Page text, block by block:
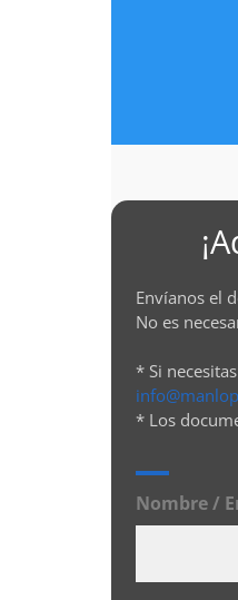
Envíanos el
No es
* Si
* Los
Nombre /